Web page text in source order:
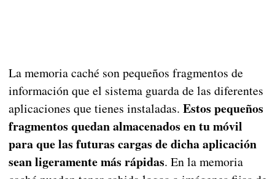
La memoria caché son pequeños fragmentos de
información que el sistema guarda de las diferentes
aplicaciones que tienes instaladas. Estos pequeños
fragmentos quedan almacenados en tu móvil
para que las futuras cargas de dicha aplicación
sean ligeramente más rápidas. En la memoria